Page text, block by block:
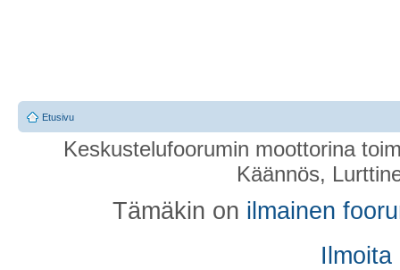
Etusivu
Keskustelufoorumin moottorina
Käännös,
Tämäkin on ilmainen